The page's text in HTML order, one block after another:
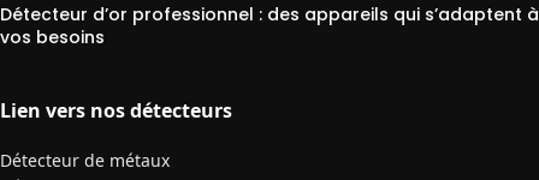
Détecteur d’or professionnel : des appareils qui s’adaptent à
vos besoins
Lien vers nos détecteurs
Détecteur de métaux